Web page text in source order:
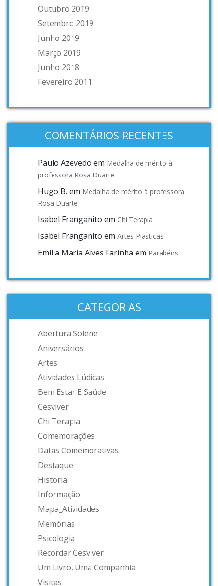
Outubro 2019
Setembro 2019
Junho 2019
Março 2019
Junho 2018
Fevereiro 2011
COMENTÁRIOS RECENTES
Paulo Azevedo em Medalha de mérito à
professora Rosa Duarte
Hugo B. em Medalha de mérito à professora
Rosa Duarte
Isabel Franganito em Chi Terapia
Isabel Franganito em Artes Plásticas
Emília Maria Alves Farinha em Parabéns
CATEGORIAS
Abertura Solene
Aniversários
Artes
Atividades Lúdicas
Bem Estar E Saúde
Cesviver
Chi Terapia
Comemorações
Datas Comemorativas
Destaque
Historia
Informação
Mapa_Atividades
Memórias
Psicologia
Recordar Cesviver
Um Livro, Uma Companhia
Visitas